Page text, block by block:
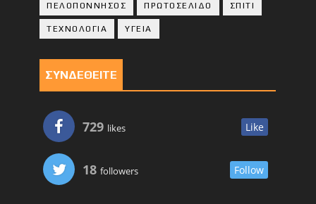
ΠΕΛΟΠΟΝΝΗΣΟΣ ΠΡΩΤΟΣΕΛΙΔΟ ΣΠΙΤΙ
ΤΕΧΝΟΛΟΓΙΑ ΥΓΕΙΑ
ΣΥΝΔΕΘΕΙΤΕ
729 likes Like
18 followers Follow